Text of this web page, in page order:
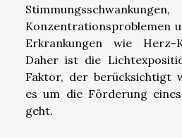
Stimmungsschwankungen,
Konzentrationsproblemen
Erkrankungen wie Herz-
Daher ist die
Faktor, der berücksichtigt
es um die Förderung
geht.